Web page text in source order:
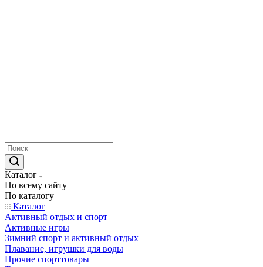
Каталог
По всему сайту
По каталогу
Каталог
Активный отдых и спорт
Активные игры
Зимний спорт и активный отдых
Плавание, игрушки для воды
Прочие спорттовары